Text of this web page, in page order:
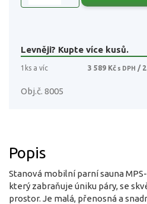
Levněji? Kupte více kusů.
1ks a víc 3 589 Kč s DPH /
Obj.č. 8005
Popis
Stanová mobilní parní sauna
který zabraňuje úniku páry, se
prostor. Je malá, přenosná a